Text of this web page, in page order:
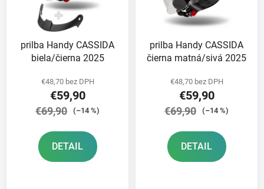
prilba Handy CASSIDA
biela/čierna 2025
€48,70 bez DPH
€59,90
€69,90 (–14 %)
DETAIL
prilba Handy CASSIDA
čierna matná/sivá 2025
€48,70 bez DPH
€59,90
€69,90 (–14 %)
DETAIL